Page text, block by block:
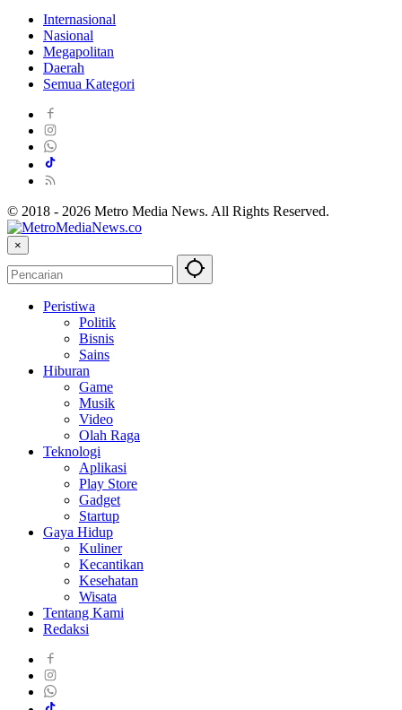
Internasional
Nasional
Megapolitan
Daerah
Semua Kategori
© 2018 - 2026 Metro Media News. All Rights Reserved.
×
Peristiwa
Politik
Bisnis
Sains
Hiburan
Game
Musik
Video
Olah Raga
Teknologi
Aplikasi
Play Store
Gadget
Startup
Gaya Hidup
Kuliner
Kecantikan
Kesehatan
Wisata
Tentang Kami
Redaksi